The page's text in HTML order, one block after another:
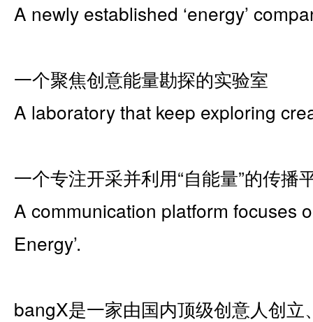
A newly established ‘energy’
一个聚焦创意能量勘探的实验室
A laboratory that keep exploring
一个专注开采并利用“自能量”的传播
A communication platform focuses
Energy’.
bangX是一家由国内顶级创意人创立